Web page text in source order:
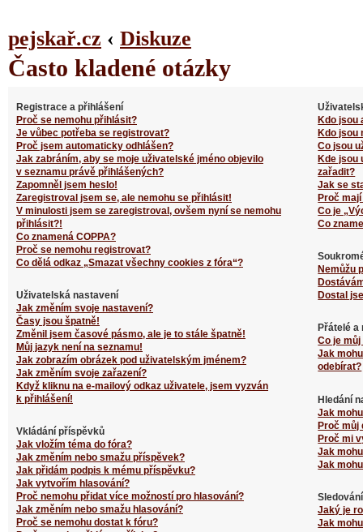
pejskař.cz ‹ Diskuze
Často kladené otázky
Registrace a přihlášení
Proč se nemohu přihlásit?
Je vůbec potřeba se registrovat?
Proč jsem automaticky odhlášen?
Jak zabráním, aby se moje uživatelské jméno objevilo
v seznamu právě přihlášených?
Zapomněl jsem heslo!
Zaregistroval jsem se, ale nemohu se přihlásit!
V minulosti jsem se zaregistroval, ovšem nyní se nemohu
přihlásit?!
Co znamená COPPA?
Proč se nemohu registrovat?
Co dělá odkaz „Smazat všechny cookies z fóra“?
Uživatelská nastavení
Jak změním svoje nastavení?
Časy jsou špatně!
Změnil jsem časové pásmo, ale je to stále špatně!
Můj jazyk není na seznamu!
Jak zobrazím obrázek pod uživatelským jménem?
Jak změním svoje zařazení?
Když kliknu na e-mailový odkaz uživatele, jsem vyzván
k přihlášení!
Vkládání příspěvků
Jak vložím téma do fóra?
Jak změním nebo smažu příspěvek?
Jak přidám podpis k mému příspěvku?
Jak vytvořím hlasování?
Proč nemohu přidat více možností pro hlasování?
Jak změním nebo smažu hlasování?
Proč se nemohu dostat k fóru?
Kdo jsou
Kdo jsou
Co jsou
Kde jsou
zařadit?
Jak se
Proč
Co je
Co
Nemůžu
Dostal
Přátelé a
Co je
Jak
odebírat?
Hledání
Jak
Proč můj
Proč mi
Jak
Jak
Jaký je
Jak